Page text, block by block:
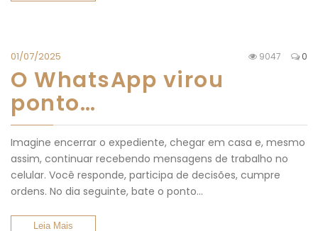
01/07/2025 0
9047
O WhatsApp virou
ponto…
Imagine encerrar o expediente, chegar em casa e, mesmo
assim, continuar recebendo mensagens de trabalho no
celular. Você responde, participa de decisões, cumpre
ordens. No dia seguinte, bate o ponto…
Leia Mais